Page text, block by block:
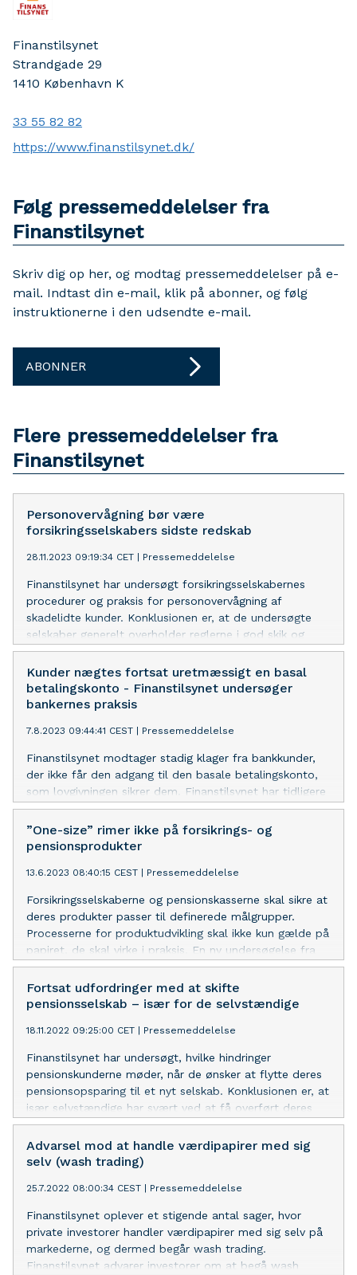
Finanstilsynet
Strandgade 29
1410 København K
33 55 82 82
https://www.finanstilsynet.dk/
Følg pressemeddelelser fra
Finanstilsynet
Skriv dig op her, og modtag pressemeddelelser på e-
mail. Indtast din e-mail, klik på abonner, og følg
instruktionerne i den udsendte e-mail.
ABONNER
Flere pressemeddelelser fra
Finanstilsynet
Personovervågning bør være
forsikringsselskabers sidste redskab
28.11.2023 09:19:34 CET Pressemeddelelse
Finanstilsynet har undersøgt forsikringsselskabernes
procedurer og praksis for personovervågning af
skadelidte kunder. Konklusionen er, at de undersøgte
selskaber generelt overholder reglerne i god skik og
undersøgelsesbekendtgørelsen.
Kunder nægtes fortsat uretmæssigt en basal
betalingskonto - Finanstilsynet undersøger
bankernes praksis
7.8.2023 09:44:41 CEST Pressemeddelelse
Finanstilsynet modtager stadig klager fra bankkunder,
der ikke får den adgang til den basale betalingskonto,
som lovgivningen sikrer dem. Finanstilsynet har tidligere
indskærpet reglerne overfor bankerne, og vil nu
undersøge, hvordan bankerne håndterer reglerne.
”One-size” rimer ikke på forsikrings- og
pensionsprodukter
13.6.2023 08:40:15 CEST Pressemeddelelse
Forsikringsselskaberne og pensionskasserne skal sikre at
deres produkter passer til definerede målgrupper.
Processerne for produktudvikling skal ikke kun gælde på
papiret, de skal virke i praksis. En ny undersøgelse fra
Finanstilsynet viser, at branchen i praksis fortsat
mangler at tage skridtet fuldt ud og rent faktisk
kortlægge målgrupperne.
Fortsat udfordringer med at skifte
pensionsselskab – især for de selvstændige
18.11.2022 09:25:00 CET Pressemeddelelse
Finanstilsynet har undersøgt, hvilke hindringer
pensionskunderne møder, når de ønsker at flytte deres
pensionsopsparing til et nyt selskab. Konklusionen er, at
især selvstændige har svært ved at få overført deres
hvilende, obligatoriske pensionsordninger til private
aftaler. Og det strider mod kundens interesse og god
skik.
Advarsel mod at handle værdipapirer med sig
selv (wash trading)
25.7.2022 08:00:34 CEST Pressemeddelelse
Finanstilsynet oplever et stigende antal sager, hvor
private investorer handler værdipapirer med sig selv på
markederne, og dermed begår wash trading.
Finanstilsynet advarer investorer om at begå wash